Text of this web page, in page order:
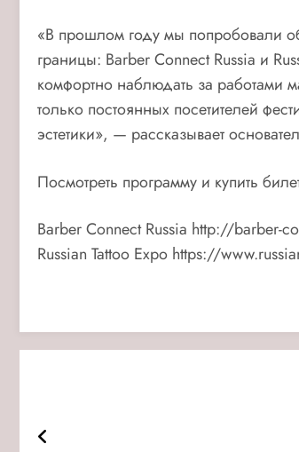
«В прошлом году мы попробовали
границы: Barber Connect Russia и
комфортно наблюдать за работами
только постоянных посетителей
эстетики», — рассказывает
Посмотреть программу и купить
Barber Connect Russia http://barber-
Russian Tattoo Expo https://